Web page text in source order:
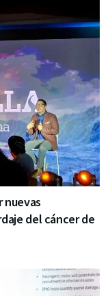
nuevas
del cáncer de